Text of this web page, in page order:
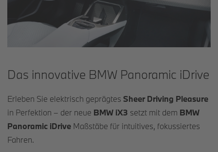
Das innovative BMW Panoramic iDrive
Erleben Sie elektrisch geprägtes Sheer Driving Pleasure
in Perfektion – der neue BMW iX3 setzt mit dem BMW
Panoramic iDrive Maßstäbe für intuitives, fokussiertes
Fahren.